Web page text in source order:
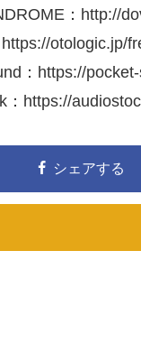
：http://
otologic.jp/
：https://
：https://
シェアする